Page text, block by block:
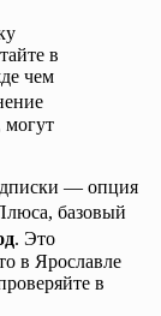
в
чем
могут
— опция
базовый
. Это
в Ярославле
в